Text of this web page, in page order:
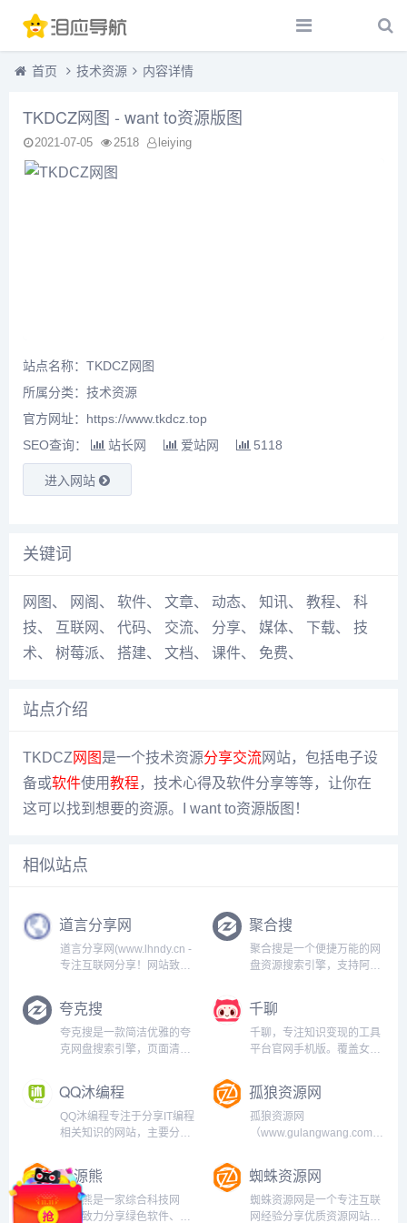
首页 技术资源 内容详情
TKDCZ网图 - want to资源版图
2021-07-05 2518 leiying
站点名称：TKDCZ网图
所属分类： 技术资源
官方网址：https://www.tkdcz.top
SEO查询：
站长网 爱站网 5118
进入网站
关键词
网图 、 网阁 、 软件、 文章、 动态、 知讯、 教程、 科
技、 互联网 、 代码、 交流、 分享、 媒体、 下载、 技
术、 树莓派、 搭建、 文档、 课件、 免费、
站点介绍
TKDCZ 网图 是一个技术资源分享交流网站，包括电子设
备或软件使用教程 ，技术心得及软件分享等等，让你在
这可以找到想要的资源。I want to资源版图！
相似站点
道言分享网
道言分享网(www.lhndy.cn -
专注互联网分享！网站致力
活动线报、网站源码、网络
课程、设计模板、影视等资
源共享，坚持分享网络技术
资源，努力为各位网友呈现
聚合搜
聚合搜是一个便捷万能的网
盘资源搜索引擎，支持阿里
盘、迅雷云盘等主流网盘资
源搜索，涵盖电影、电视
剧、短剧、动漫、软件、音
乐、文档、壁纸、学习资源
夸克搜
夸克搜是一款简洁优雅的夸
克网盘搜索引擎，页面清
短剧、综艺、动漫等夸克网
盘资源搜索。只需输入关键
词，即可快速找到相关夸克
网盘资源。...
千聊
千聊，专注知识变现的工具
平台官网手机版。覆盖女性
形、职场、经营管理、心理
等40多个类目，与你相关，
对你有用的知识服务平
台。...
QQ沐编程
QQ沐编程专注于分享IT编程
相关知识的网站，主要分享
码，实用功能代码，技术教
程，bug解决方案，编程工
具推荐和使用方法以及编程
课程分享等...
孤狼资源网
孤狼资源网
（www.gulangwang.com）
免费软件,活动线报,免费游
戏,网站源码,小刀娱乐网,QQ
皇族馆,爱q生活网,小k网,真
牛论坛,流氓资源网,技术导
资源熊
资源熊是一家综合科技网
站，致力分享绿色软件、免
蜘蛛资源网
蜘蛛资源网是一个专注互联
网经验分享优质资源网站，